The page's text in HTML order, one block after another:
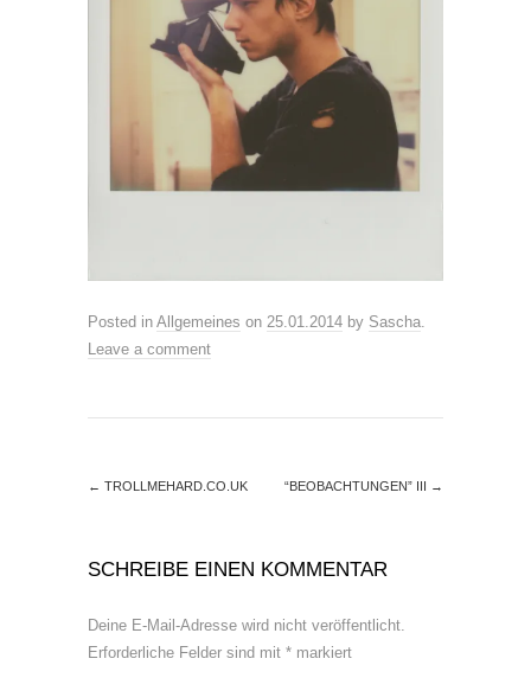
Posted in Allgemeines on 25.01.2014 by Sascha.
Leave a comment
← TROLLMEHARD.CO.UK “BEOBACHTUNGEN” III →
SCHREIBE EINEN KOMMENTAR
Deine E-Mail-Adresse wird nicht veröffentlicht.
Erforderliche Felder sind mit * markiert